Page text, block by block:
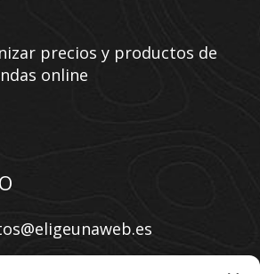
precios y productos de
online